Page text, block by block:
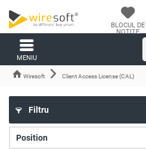
BLOCUL DE
NOTIȚE
MENIU
Wiresoft Client Access License (CAL)
Filtru